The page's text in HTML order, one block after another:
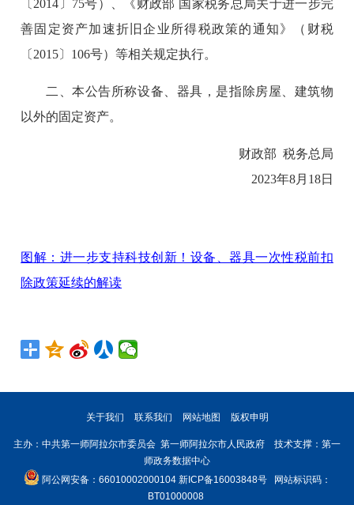
〔2014〕75号）、《财政部 国家税务总局关于进一步完
善固定资产加速折旧企业所得税政策的通知》（财税
〔2015〕106号）等相关规定执行。
二、本公告所称设备、器具，是指除房屋、建筑物
以外的固定资产。
财政部 税务总局
2023年8月18日
图解：进一步支持科技创新！设备、器具一次性税前扣
除政策延续的解读
关于我们 联系我们 网站地图 版权申明
主办：中共第一师阿拉尔市委员会 第一师阿拉尔市人民政府 技术支撑：第一
师政务数据中心
阿公网安备：66010002000104 新ICP备16003848号网站标识码：
BT01000008